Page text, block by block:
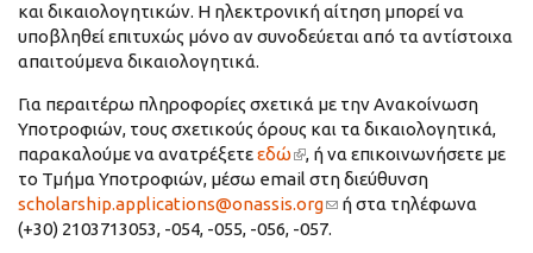
και δικαιολογητικών. Η ηλεκτρονική αίτηση μπορεί να
υποβληθεί επιτυχώς μόνο αν συνοδεύεται από τα αντίστοιχα
απαιτούμενα δικαιολογητικά.
Για περαιτέρω πληροφορίες σχετικά με την Ανακοίνωση
Υποτροφιών, τους σχετικούς όρους και τα δικαιολογητικά,
παρακαλούμε να ανατρέξετεεδώ(link is external)
, ή να επικοινωνήσετε με
το Τμήμα Υποτροφιών, μέσω email στη διεύθυνση
scholarship.applications@onassis.org(link sends e-mail)
ή στα τηλέφωνα
(+30) 2103713053, -054, -055, -056, -057.